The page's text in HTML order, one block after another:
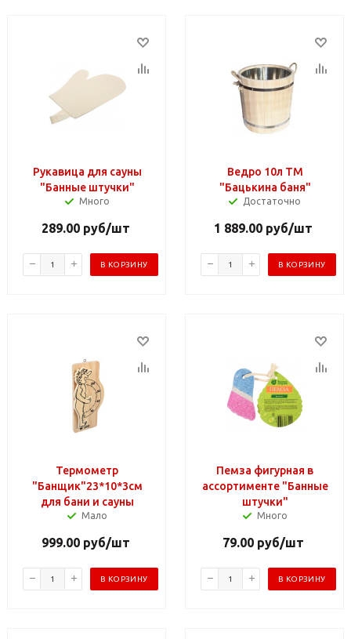
Рукавица для сауны
"Банные штучки"
Много
289.00руб/шт
В КОРЗИНУ
Ведро 10л ТМ
"Бацькина баня"
Достаточно
1 889.00 руб/шт
В КОРЗИНУ
Термометр
"Банщик"23*10*3см
для бани и сауны
Мало
999.00руб/шт
В КОРЗИНУ
Пемза фигурная в
ассортименте "Банные
штучки"
Много
79.00 руб/шт
В КОРЗИНУ